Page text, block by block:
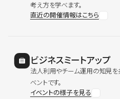
考え方を学べます。
直近の開催情報はこちら
ビジネスミートアップ
法人利用やチーム運用の知見を
ベントです。
イベントの様子を見る